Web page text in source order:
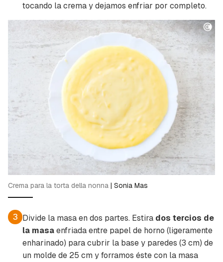
tocando la crema y dejamos enfriar por completo.
Crema para la torta della nonna | Sonia Mas
3 Divide la masa en dos partes. Estira dos tercios de
la masaenfriada entre papel de horno (ligeramente
enharinado) para cubrir la base y paredes (3 cm) de
un molde de 25 cm y forramos éste con la masa